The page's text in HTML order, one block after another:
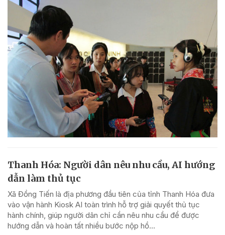
Thanh Hóa: Người dân nêu nhu cầu, AI hướng
dẫn làm thủ tục
Xã Đồng Tiến là địa phương đầu tiên của tỉnh Thanh Hóa đưa
vào vận hành Kiosk AI toàn trình hỗ trợ giải quyết thủ tục
hành chính, giúp người dân chỉ cần nêu nhu cầu để được
hướng dẫn và hoàn tất nhiều bước nộp hồ...